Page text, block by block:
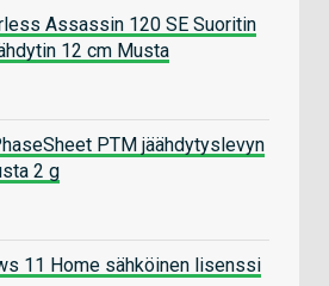
Assassin 120 SE Suoritin
12 cm Musta
PTM jäähdytyslevyn
2 g
11 Home sähköinen lisenssi